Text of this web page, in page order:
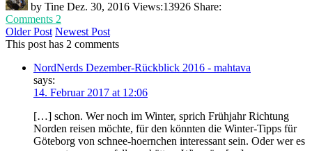
by Tine Dez. 30, 2016 Views:13926 Share:
Comments 2
Older Post Newest Post
This post has 2 comments
NordNerds Dezember-Rückblick 2016 - mahtava
says:
14. Februar 2017 at 12:06
[…] schon. Wer noch im Winter, sprich Frühjahr Richtung
Norden reisen möchte, für den könnten die Winter-Tipps für
Göteborg von schnee-hoernchen interessant sein. Oder wer es